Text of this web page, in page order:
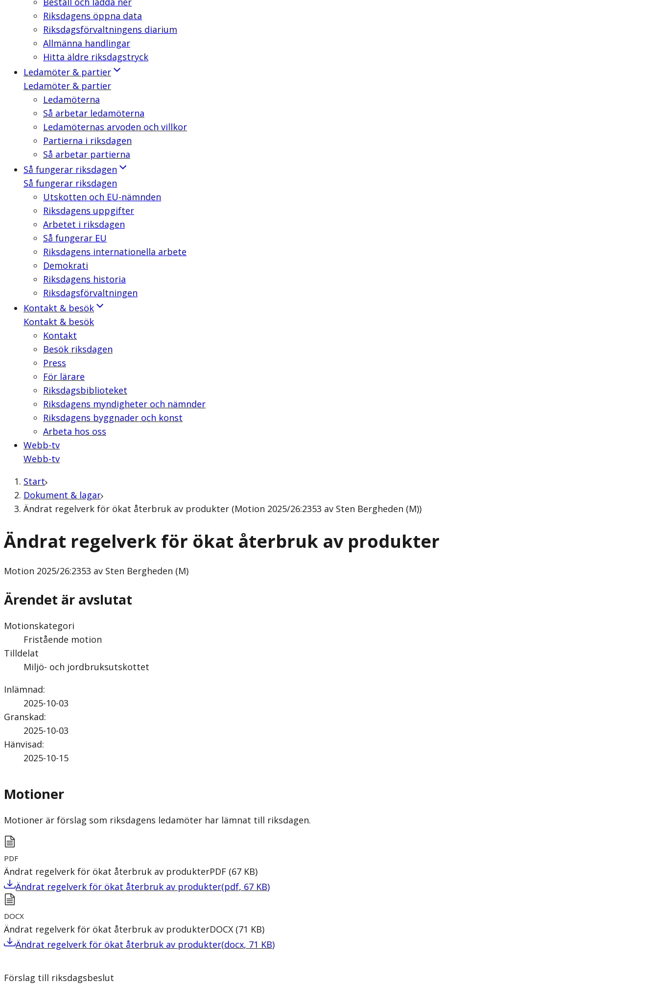
Riksdagens öppna data
Riksdagsförvaltningens diarium
Allmänna handlingar
Hitta äldre riksdagstryck
Ledamöter & partier
Ledamöter & partier
Ledamöterna
Så arbetar ledamöterna
Ledamöternas arvoden och villkor
Partierna i riksdagen
Så arbetar partierna
Så fungerar riksdagen
Så fungerar riksdagen
Utskotten och EU-nämnden
Riksdagens uppgifter
Arbetet i riksdagen
Så fungerar EU
Riksdagens internationella arbete
Demokrati
Riksdagens historia
Riksdagsförvaltningen
Kontakt & besök
Kontakt & besök
Kontakt
Besök riksdagen
Press
För lärare
Riksdagsbiblioteket
Riksdagens myndigheter och nämnder
Riksdagens byggnader och konst
Arbeta hos oss
Webb-tv
Webb-tv
Start
Dokument & lagar
Ändrat regelverk för ökat återbruk av produkter (Motion 2025/26:2353 av Sten Bergheden (M))
Ändrat regelverk för ökat återbruk av produkter
Motion 2025/26:2353 av Sten Bergheden (M)
Ärendet är avslutat
Motionskategori
Fristående motion
Tilldelat
Miljö- och jordbruksutskottet
Inlämnad:
2025-10-03
Granskad:
2025-10-03
Hänvisad:
2025-10-15
Motioner
Motioner är förslag som riksdagens ledamöter har lämnat till riksdagen.
PDF
Ändrat regelverk för ökat återbruk av produkterPDF (67 KB)
Ändrat regelverk för ökat återbruk av produkter(pdf, 67 KB)
DOCX
Ändrat regelverk för ökat återbruk av produkterDOCX (71 KB)
Ändrat regelverk för ökat återbruk av produkter(docx, 71 KB)
Förslag till riksdagsbeslut